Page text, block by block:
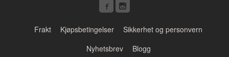
Frakt Kjøpsbetingelser
Sikkerhet og personvern
Nyhetsbrev
Blogg